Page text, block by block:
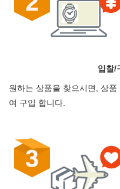
입찰/
원하는 상품을 찾으시면, 상
여 구입 합니다.